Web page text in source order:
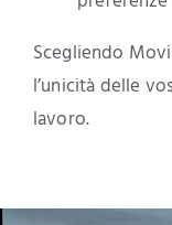
Scegliendo
l’unicità delle
lavoro.